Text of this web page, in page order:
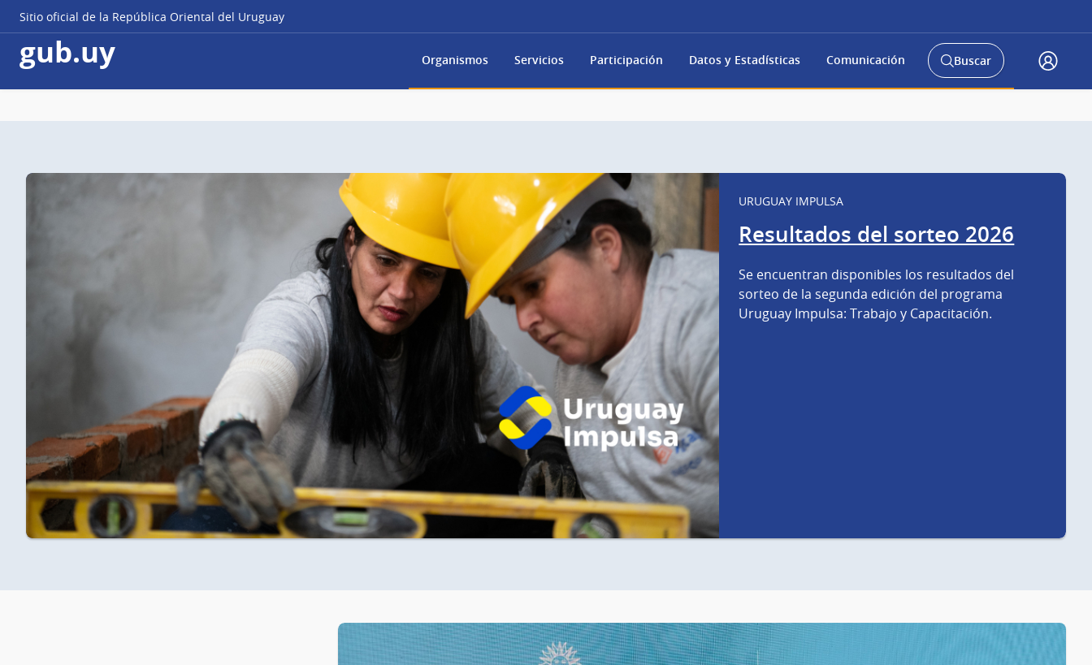
Sitio oficial de la República Oriental del Uruguay
gub.uy Organismos Servicios Participación Datos y Estadísticas Comunicación
Abrir
buscador
Buscar
a
principal
URUGUAY IMPULSA
Resultados del sorteo 2026
Se encuentran disponibles los resultados del
sorteo de la segunda edición del programa
Uruguay Impulsa: Trabajo y Capacitación.